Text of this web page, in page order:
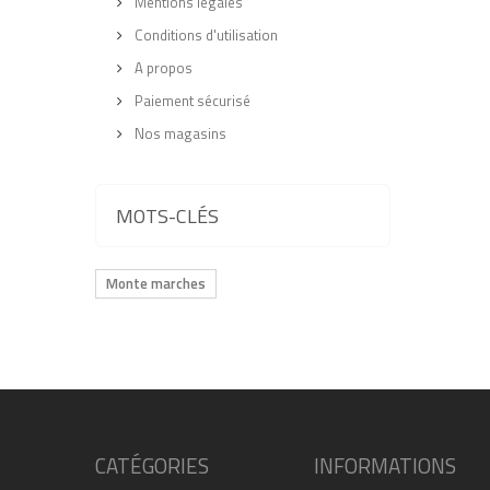
Conditions d'utilisation
A propos
Paiement sécurisé
Nos magasins
MOTS-CLÉS
Monte marches
CATÉGORIES INFORMATIONS